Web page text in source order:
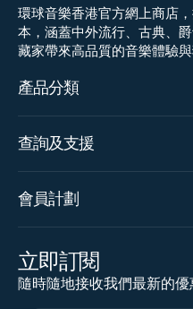
環球音樂香港官方網上商店
本，涵蓋中外流行、古典、
藏家帶來高品質的音樂體驗與
產品分類
查詢及支援
會員計劃
立即訂閱
隨時隨地接收我們最新的